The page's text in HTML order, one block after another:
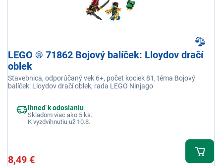
LEGO ® 71862 Bojový balíček: Lloydov dračí
oblek
Stavebnica, odporúčaný vek 6+, počet kociek 81, téma Bojový
balíček: Lloydov dračí oblek, rada LEGO Ninjago
Ihneď k odoslaniu
Skladom viac ako 5 ks.
K vyzdvihnutiu už 10.8.
8,49 €